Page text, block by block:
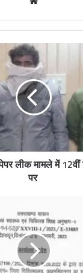
b
s
i
t
e
लीक मामले में 12वीं
पर